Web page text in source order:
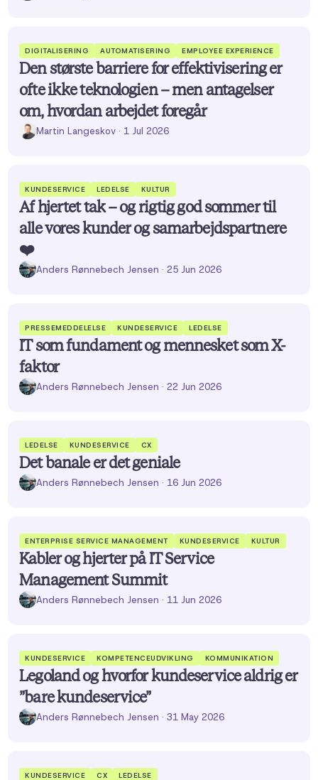
DIGITALISERING AUTOMATISERING EMPLOYEE EXPERIENCE
Den største barriere for effektivisering er
ofte ikke teknologien – men antagelser
om, hvordan arbejdet foregår
Martin Langeskov · 1 Jul 2026
KUNDESERVICE LEDELSE KULTUR
Af hjertet tak – og rigtig god sommer til
alle vores kunder og samarbejdspartnere
❤️
Anders Rønnebech Jensen · 25 Jun 2026
PRESSEMEDDELELSE KUNDESERVICE LEDELSE
IT som fundament og mennesket som X-
faktor
Anders Rønnebech Jensen · 22 Jun 2026
LEDELSE KUNDESERVICE CX
Det banale er det geniale
Anders Rønnebech Jensen · 16 Jun 2026
ENTERPRISE SERVICE MANAGEMENT KUNDESERVICE KULTUR
Kabler og hjerter på IT Service
Management Summit
Anders Rønnebech Jensen · 11 Jun 2026
KUNDESERVICE KOMPETENCEUDVIKLING KOMMUNIKATION
Legoland og hvorfor kundeservice aldrig er
”bare kundeservice”
Anders Rønnebech Jensen · 31 May 2026
KUNDESERVICE CX LEDELSE